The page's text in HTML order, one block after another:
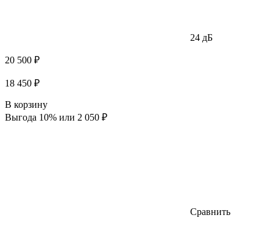
24 дБ
20 500 ₽
18 450 ₽
В корзину
Выгода 10% или 2 050 ₽
Сравнить